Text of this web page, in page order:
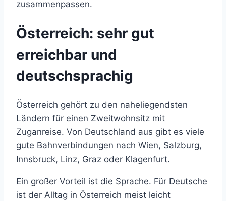
zusammenpassen.
Österreich: sehr gut
erreichbar und
deutschsprachig
Österreich gehört zu den naheliegendsten
Ländern für einen Zweitwohnsitz mit
Zuganreise. Von Deutschland aus gibt es viele
gute Bahnverbindungen nach Wien, Salzburg,
Innsbruck, Linz, Graz oder Klagenfurt.
Ein großer Vorteil ist die Sprache. Für Deutsche
ist der Alltag in Österreich meist leicht